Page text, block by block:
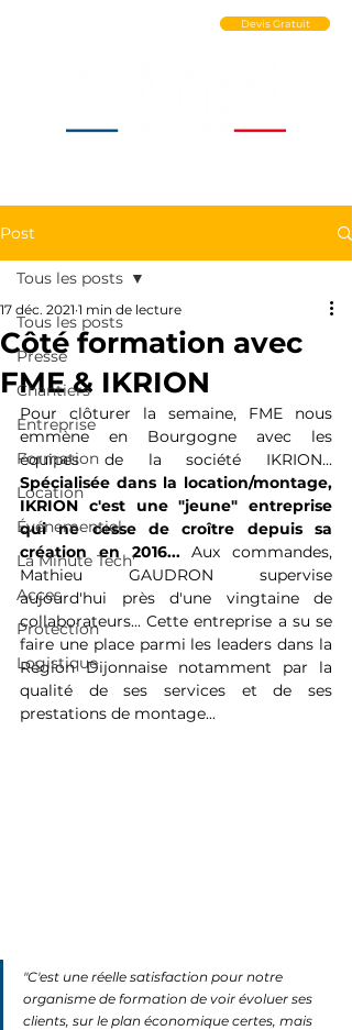
Devis Gratuit
Post
Tous les posts
Presse
Chantiers
Entreprise
Formation
Location
Événementiel
La Minute Tech'
Acces
Protection
Logistique
Tous les posts
Côté formation avec
FME & IKRION
17 déc. 2021 1 min de lecture
Pour clôturer la semaine, FME nous
emmène en Bourgogne avec les
Spécialisée dans la location/montage,
IKRION c'est une "jeune" entreprise
qui ne cesse de croître depuis sa
création en 2016... Aux commandes,
Mathieu GAUDRON supervise
aujourd'hui près d'une vingtaine de
collaborateurs... Cette entreprise a su se
faire une place parmi les leaders dans la
Région Dijonnaise notamment par la
qualité de ses services et de ses
prestations de montage...
"C'est une réelle satisfaction pour notre
organisme de formation de voir évoluer ses
clients, sur le plan économique certes, mais